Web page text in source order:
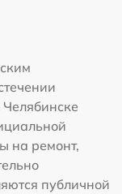
на ремонт,
публичной